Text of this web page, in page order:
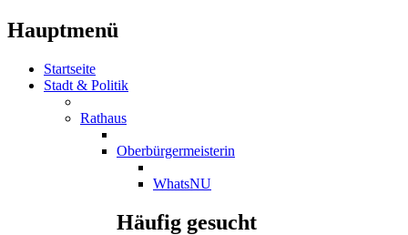
Hauptmenü
Startseite
Stadt & Politik
Rathaus
Oberbürgermeisterin
WhatsNU
Häufig gesucht